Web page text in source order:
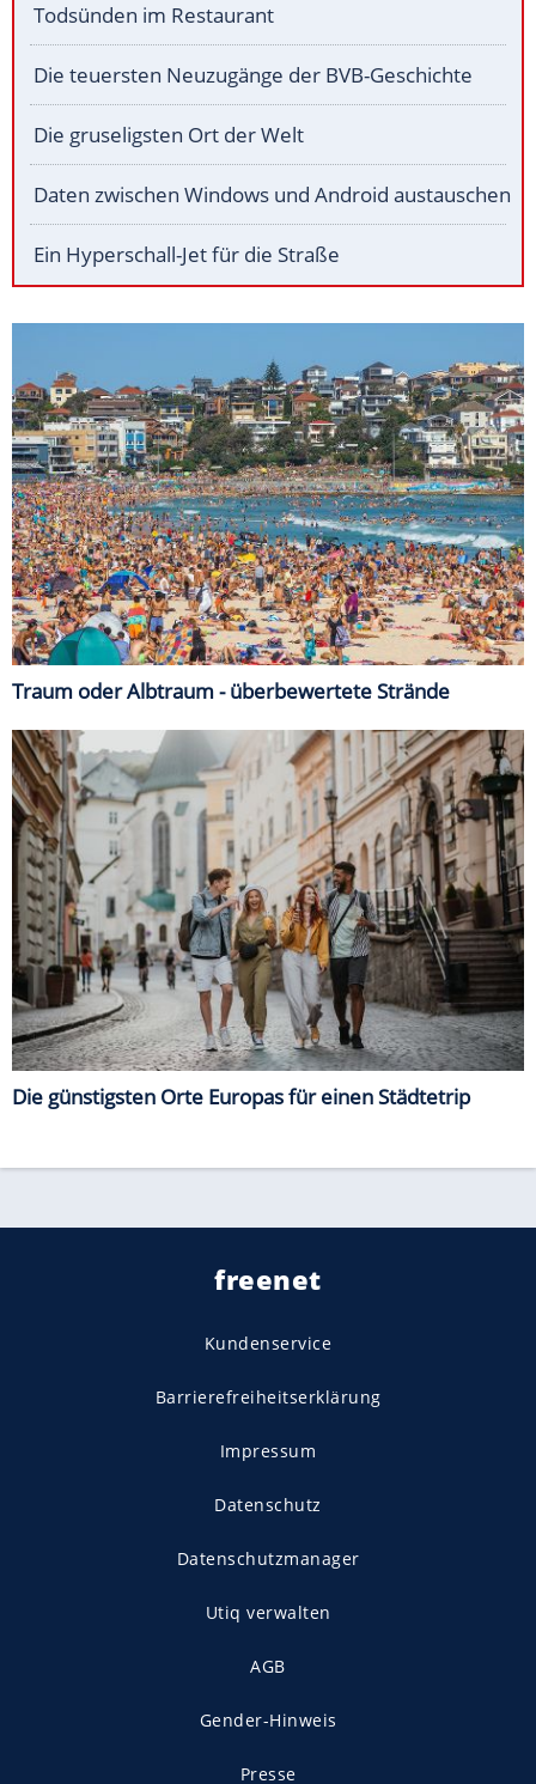
Todsünden im Restaurant
Die teuersten Neuzugänge der BVB-Geschichte
Die gruseligsten Ort der Welt
Daten zwischen Windows und Android austauschen
Ein Hyperschall-Jet für die Straße
Traum oder Albtraum - überbewertete Strände
Die günstigsten Orte Europas für einen Städtetrip
freenet
Kundenservice
Barrierefreiheitserklärung
Impressum
Datenschutz
Datenschutzmanager
Utiq verwalten
AGB
Gender-Hinweis
Presse